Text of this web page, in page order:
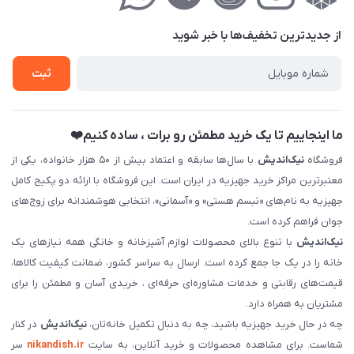
فروش‌اقساطی
از جدید‌ترین تخفیف‌ها با‌ خبر شوید
ثبت
ما اینجاییم تا یک خرید مطمئن رو برات ، ساده کنیم❤️
فروشگاهنیک‌اندیش
با سال‌ها سابقه و اعتماد بیش از ۵۰ هزار خانواده، یکی از
معتبرترین مراکز خرید جهیزیه در ایران است. این فروشگاه با ارائه دو پکیج کامل
جهیزیه به نام‌های «تبسم هستی» و «آسمانی»، انتخابی هوشمندانه برای زوج‌های
جوان فراهم کرده است.
نیک‌اندیش با تنوع بالای محصولات لوازم آشپزخانه و خانگی همه نیازهای یک
خانه را در یک جا جمع کرده است. ارسال به سراسر کشور، ضمانت کیفیت کالاها،
قیمت‌های رقابتی و خدمات مشاوره‌ای حرفه‌ای ، خریدی آسان و مطمئن را برای
مشتریان به همراه دارد.
چه در حال خرید جهیزیه باشید، چه به دنبال تکمیل خانه‌تان،نیک‌اندیش در کنار
شماست. برای مشاهده محصولات و خرید آنلاین، به سایت nikandish.ir سر